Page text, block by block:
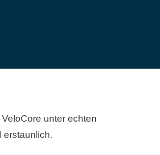
unter echten
erstaunlich.